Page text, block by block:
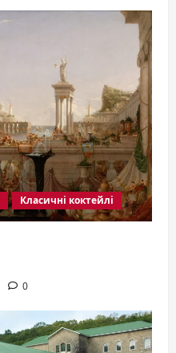
Класичні коктейлі
0